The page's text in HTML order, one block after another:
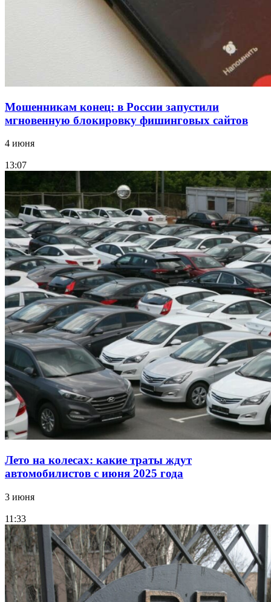
парке прошёл фестиваль „Арбузный переполох“
Мошенникам конец: в России запустили
мгновенную блокировку фишинговых сайтов
4 июня
13:07
Лето на колесах: какие траты ждут
автомобилистов с июня 2025 года
3 июня
11:33